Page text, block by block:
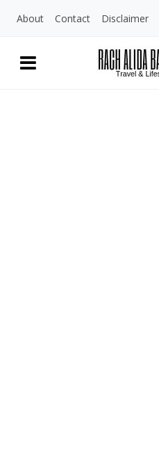
About Contact Disclaimer